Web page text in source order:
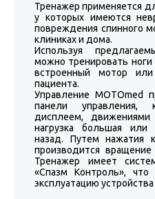
Тренажер применяется
у которых имеются
повреждения спинного
клиниках и дома.
Используя
можно тренировать ноги
встроенный мотор
пациента.
Управление MOTOmed
панели управления,
дисплеем,
нагрузка большая
назад. Путем нажатия
производится
Тренажер имеет
«Спазм Контроль», что
эксплуатацию